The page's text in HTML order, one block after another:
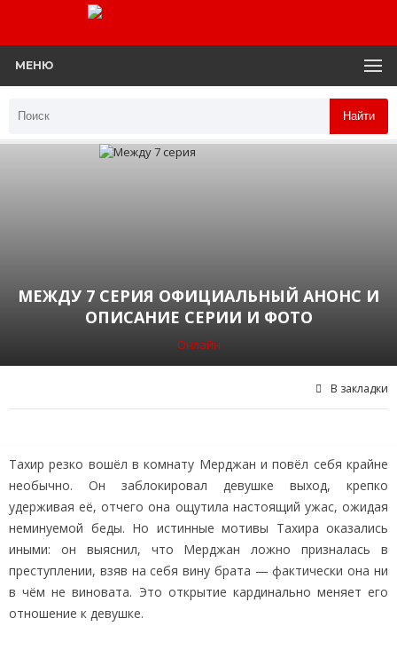
МЕНЮ
Найти
МЕЖДУ 7 СЕРИЯ ОФИЦИАЛЬНЫЙ АНОНС И
ОПИСАНИЕ СЕРИИ И ФОТО
Онлайн
В закладки
Тахир резко вошёл в комнату Мерджан и повёл себя крайне
необычно. Он заблокировал девушке выход, крепко
удерживая её, отчего она ощутила настоящий ужас, ожидая
неминуемой беды. Но истинные мотивы Тахира оказались
иными: он выяснил, что Мерджан ложно призналась в
преступлении, взяв на себя вину брата — фактически она ни
в чём не виновата. Это открытие кардинально меняет его
отношение к девушке.